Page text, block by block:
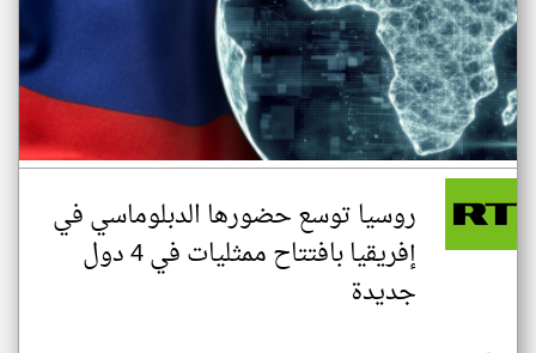
روسيا توسع حضورها الدبلوماسي في
إفريقيا بافتتاح ممثليات في 4 دول
جديدة